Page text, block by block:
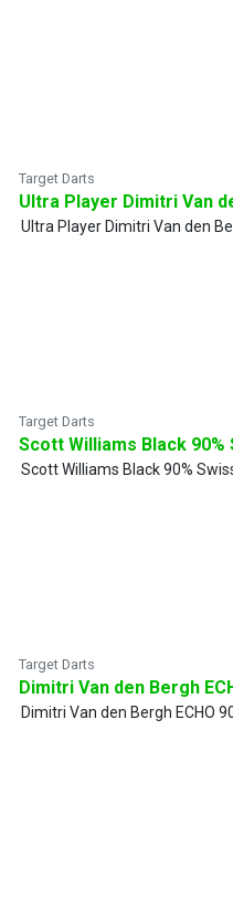
Target Darts
Ultra Player Dimitri Van
Ultra Player Dimitri Van den
Target Darts
Scott Williams Black 90%
Scott Williams Black 90%
Target Darts
Dimitri Van den Bergh
Dimitri Van den Bergh ECHO